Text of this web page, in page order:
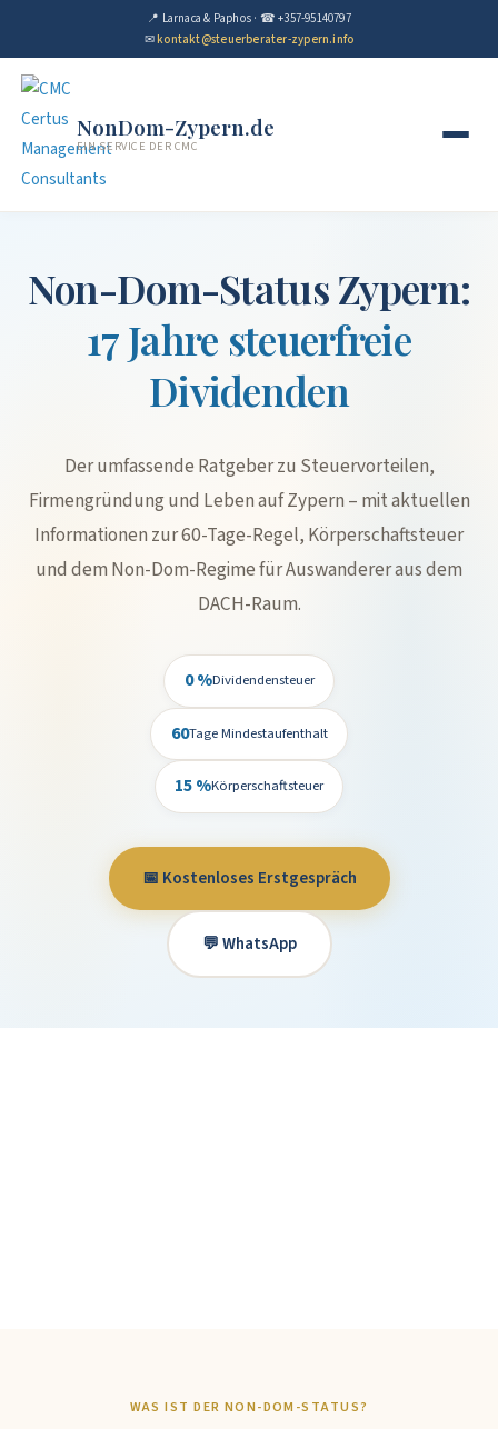
📍 Larnaca & Paphos · ☎ +357-95140797
✉kontakt@steuerberater-zypern.info
NonDom-Zypern.de
EIN SERVICE DER CMC
Non-Dom-Status Zypern:
17 Jahre steuerfreie
Dividenden
Der umfassende Ratgeber zu Steuervorteilen,
Firmengründung und Leben auf Zypern – mit aktuellen
Informationen zur 60-Tage-Regel, Körperschaftsteuer
und dem Non-Dom-Regime für Auswanderer aus dem
DACH-Raum.
0 %Dividendensteuer
60Tage Mindestaufenthalt
15 %Körperschaftsteuer
📅 Kostenloses Erstgespräch
💬 WhatsApp
WAS IST DER NON-DOM-STATUS?